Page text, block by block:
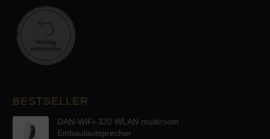
BESTSELLER
DAN-WiFi-320 WLAN multiroom
Einbaulautsprecher